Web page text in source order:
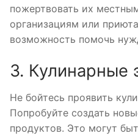
пожертвовать их
организациям или
возможность помочь
3. Кулинарные
Не бойтесь проявить
Попробуйте создать
продуктов. Это могут